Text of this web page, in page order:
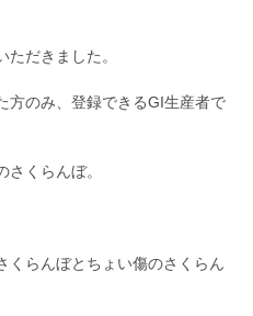
だきました。
方のみ、登録できるGI生産者で
くらんぼ。
くらんぼとちょい傷のさくらん